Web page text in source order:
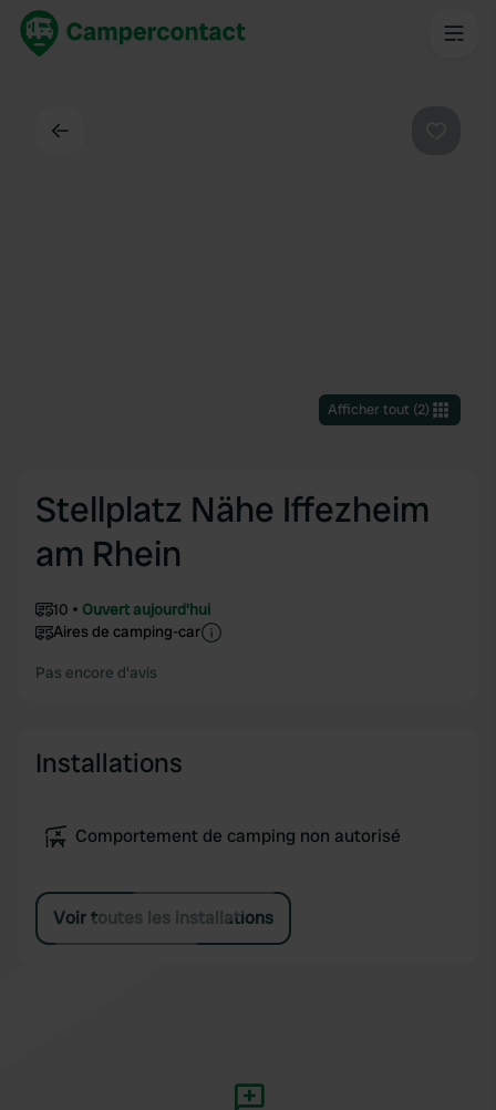
Afficher tout(2)
Stellplatz Nähe Iffezheim
am Rhein
10
Ouvert aujourd'hui
Aires de camping-car
Pas encore d'avis
Installations
Comportement de camping non autorisé
Voir toutes les installations